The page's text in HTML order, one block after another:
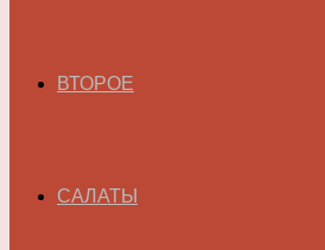
ВТОРОЕ
САЛАТЫ